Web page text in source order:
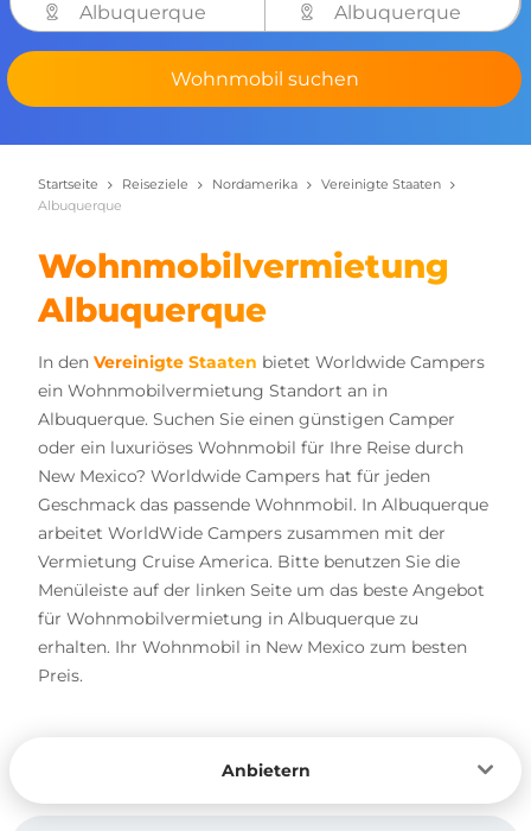
Albuquerque
Albuquerque
Wohnmobil suchen
Startseite Reiseziele Nordamerika
Vereinigte Staaten
Albuquerque
Wohnmobilvermietung
Albuquerque
In den Vereinigte Staaten bietet Worldwide Campers
ein Wohnmobilvermietung Standort an in
Albuquerque. Suchen Sie einen günstigen Camper
oder ein luxuriöses Wohnmobil für Ihre Reise durch
New Mexico? Worldwide Campers hat für jeden
Geschmack das passende Wohnmobil. In Albuquerque
arbeitet WorldWide Campers zusammen mit der
Vermietung Cruise America. Bitte benutzen Sie die
Menüleiste auf der linken Seite um das beste Angebot
für Wohnmobilvermietung in Albuquerque zu
erhalten. Ihr Wohnmobil in New Mexico zum besten
Preis.
Anbietern